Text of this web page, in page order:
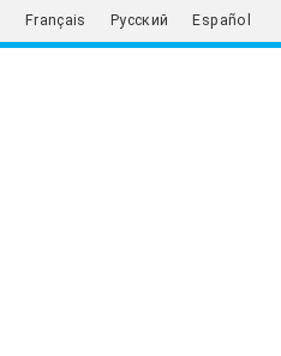
Français Русский Español